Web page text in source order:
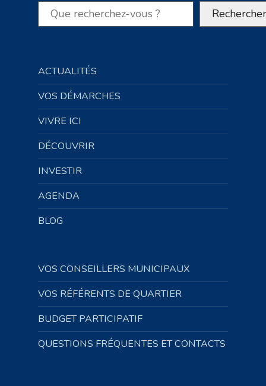
Rechercher Rechercher
ACTUALITÉS
VOS DÉMARCHES
VIVRE ICI
DÉCOUVRIR
INVESTIR
AGENDA
BLOG
VOS CONSEILLERS MUNICIPAUX
VOS RÉFÉRENTS DE QUARTIER
BUDGET PARTICIPATIF
QUESTIONS FRÉQUENTES ET CONTACTS